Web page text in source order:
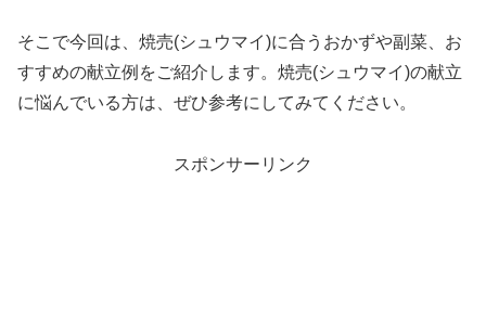
そこで今回は、焼売(シュウマイ)に合うおかずや副菜、お
すすめの献立例をご紹介します。焼売(シュウマイ)の献立
に悩んでいる方は、ぜひ参考にしてみてください。
スポンサーリンク